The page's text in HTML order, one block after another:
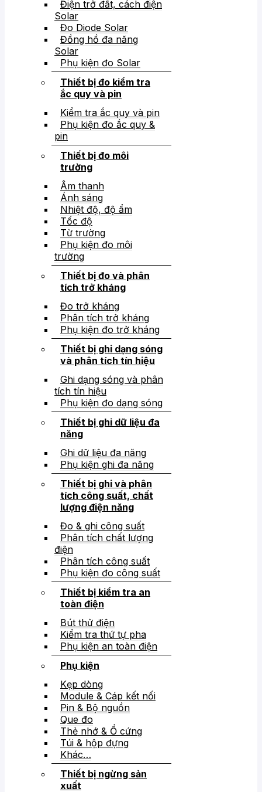
Điện trở đất, cách điện
Solar
Đo Diode Solar
Đồng hồ đa năng
Solar
Phụ kiện đo Solar
Thiết bị đo kiểm tra
ắc quy và pin
Kiểm tra ắc quy và pin
Phụ kiện đo ắc quy &
pin
Thiết bị đo môi
trường
Âm thanh
Ánh sáng
Nhiệt độ, độ ẩm
Tốc độ
Từ trường
Phụ kiện đo môi
trường
Thiết bị đo và phân
tích trở kháng
Đo trở kháng
Phân tích trở kháng
Phụ kiện đo trở kháng
Thiết bị ghi dạng sóng
và phân tích tín hiệu
Ghi dạng sóng và phân
tích tín hiệu
Phụ kiện đo dạng sóng
Thiết bị ghi dữ liệu đa
năng
Ghi dữ liệu đa năng
Phụ kiện ghi đa năng
Thiết bị ghi và phân
tích công suất, chất
lượng điện năng
Đo & ghi công suất
Phân tích chất lượng
điện
Phân tích công suất
Phụ kiện đo công suất
Thiết bị kiểm tra an
toàn điện
Bút thử điện
Kiểm tra thứ tự pha
Phụ kiện an toàn điện
Phụ kiện
Kẹp dòng
Module & Cáp kết nối
Pin & Bộ nguồn
Que đo
Thẻ nhớ & Ổ cứng
Túi & hộp đựng
Khác…
Thiết bị ngừng sản
xuất